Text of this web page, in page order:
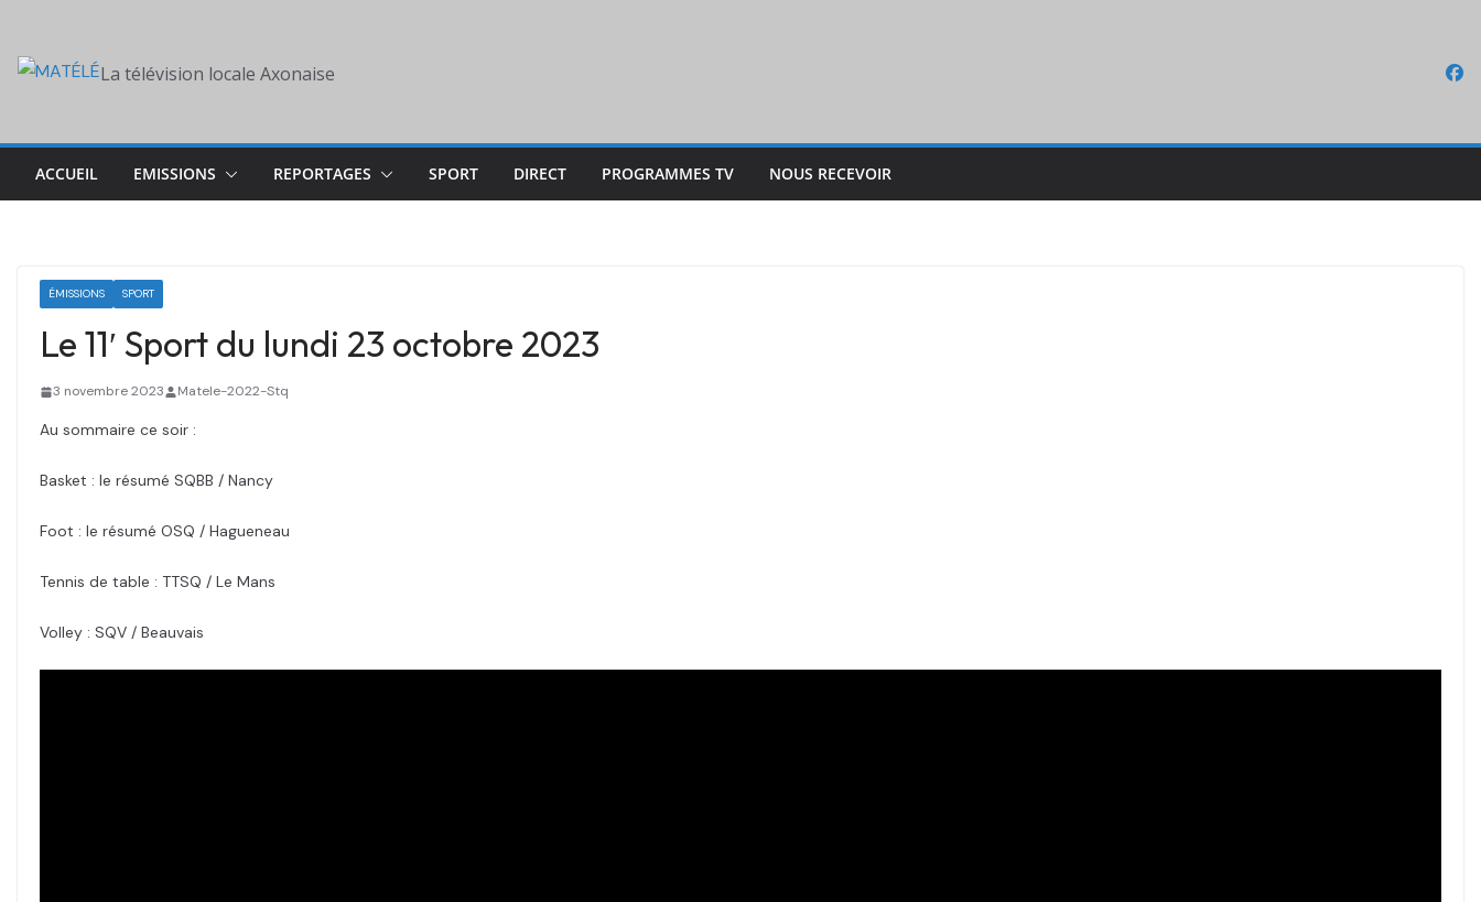
content
La télévision locale Axonaise
ACCUEIL EMISSIONS REPORTAGES SPORT DIRECT PROGRAMMES TV NOUS RECEVOIR
ÉMISSIONS SPORT
Le 11′ Sport du lundi 23 octobre 2023
3 novembre 2023 Matele-2022-Stq
Au sommaire ce soir :
Basket : le résumé SQBB / Nancy
Foot : le résumé OSQ / Hagueneau
Tennis de table : TTSQ / Le Mans
Volley : SQV / Beauvais